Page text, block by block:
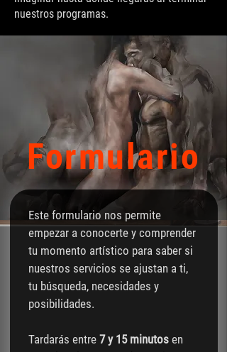
nuestros programas.
Formulario
Este formulario nos permite
empezar a conocerte y comprender
tu momento artístico para saber si
nuestros servicios se ajustan a ti,
tu búsqueda, necesidades y
posibilidades.
Tardarás entre 7 y 15 minutos en